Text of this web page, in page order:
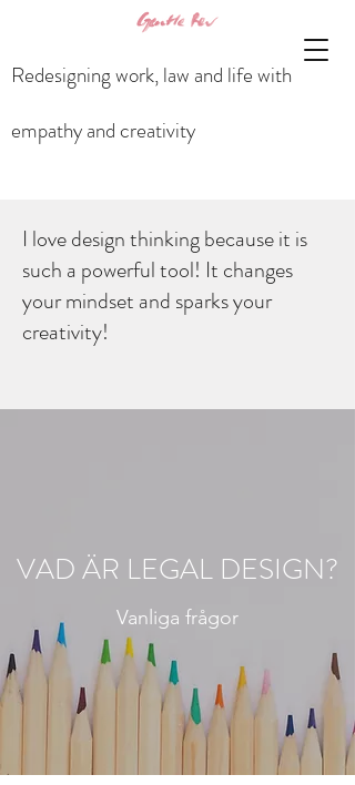
Redesigning work, law and life with
empathy and creativity
I love design thinking because it is
such a powerful tool! It changes
your mindset and sparks your
creativity!
VAD ÄR LEGAL DESIGN?
Vanliga frågor